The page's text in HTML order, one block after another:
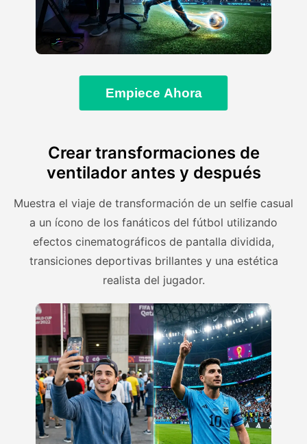
Empiece Ahora
Crear transformaciones de
ventilador antes y después
Muestra el viaje de transformación de un selfie casual
a un ícono de los fanáticos del fútbol utilizando
efectos cinematográficos de pantalla dividida,
transiciones deportivas brillantes y una estética
realista del jugador.